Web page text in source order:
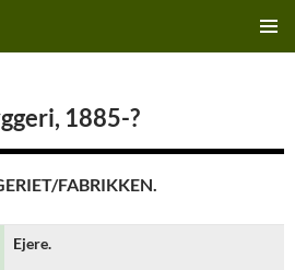
1885-?
FABRIKKEN.
Ejere.